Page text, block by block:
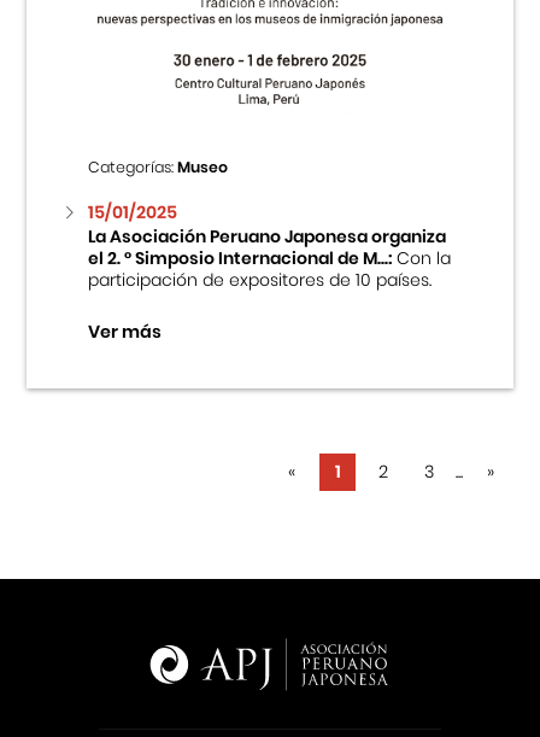
Categorías:Museo
15/01/2025
La Asociación Peruano Japonesa organiza
el 2. ° Simposio Internacional de M...:Con la
participación de expositores de 10 países.
Ver más
« 1 2 3 ... »